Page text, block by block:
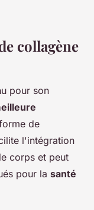
collagène
pour son
de
l'intégration
corps et peut
pour la santé